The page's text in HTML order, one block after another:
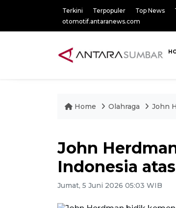
Terkini Terpopuler Top News
otomotif.antaranews.com
Home Olahraga John
John
Indonesia
Jumat, 5 Juni 2026 05:03 WIB